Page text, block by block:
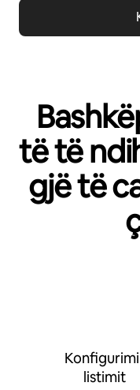
të të
gjë të
listimit